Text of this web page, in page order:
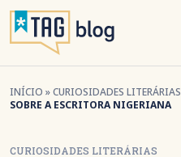
INÍCIO »CURIOSIDADES LITERÁRIAS
SOBRE A ESCRITORA NIGERIANA
CURIOSIDADES LITERÁRIAS